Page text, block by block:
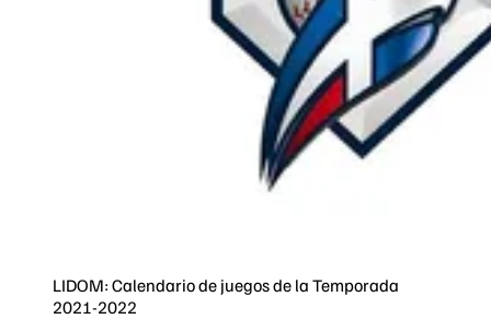
LIDOM: Calendario de juegos de la Temporada
2021-2022